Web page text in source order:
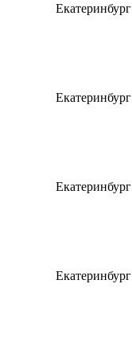
Екатеринбург
Екатеринбург
Екатеринбург
Екатеринбург